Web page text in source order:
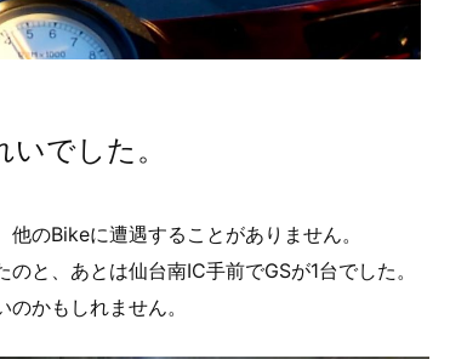
でした。
のBikeに遭遇することがありません。
と、あとは仙台南IC手前でGSが1台でした。
かもしれません。